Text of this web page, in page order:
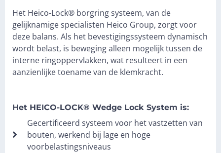
Het Heico-Lock® borgring systeem, van de
gelijknamige specialisten Heico Group, zorgt voor
deze balans. Als het bevestigingssysteem dynamisch
wordt belast, is beweging alleen mogelijk tussen de
interne ringoppervlakken, wat resulteert in een
aanzienlijke toename van de klemkracht.
Het HEICO-LOCK® Wedge Lock System is:
Gecertificeerd systeem voor het vastzetten van
bouten, werkend bij lage en hoge
voorbelastingsniveaus